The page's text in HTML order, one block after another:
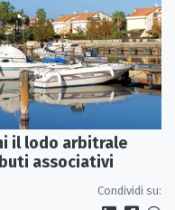
il lodo arbitrale
associativi
Condividi su: